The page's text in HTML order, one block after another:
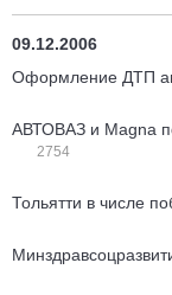
09.12.2006
Оформление ДТП
АВТОВАЗ и Magna
2754
Тольятти в числе